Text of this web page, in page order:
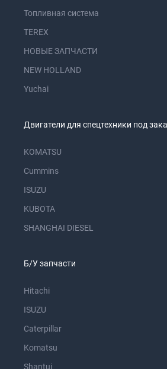
Топливная система
TEREX
НОВЫЕ ЗАПЧАСТИ
NEW HOLLAND
Yuchai
Двигатели для спецтехники под
KOMATSU
Cummins
ISUZU
KUBOTA
SHANGHAI DIESEL
Б/У запчасти
Hitachi
ISUZU
Caterpillar
Komatsu
Shantui